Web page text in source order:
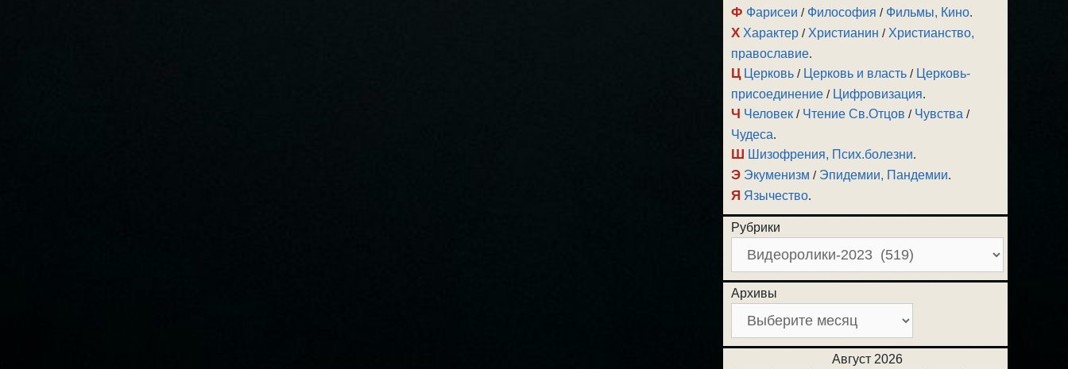
Ф Фарисеи / Философия / Фильмы, Кино.
Х Характер / Христианин / Христианство,
православие.
Ц Церковь / Церковь и власть / Церковь-
присоединение / Цифровизация.
Ч Человек / Чтение Св.Отцов / Чувства /
Чудеса.
Ш Шизофрения, Псих.болезни.
Э Экуменизм / Эпидемии, Пандемии.
Я Язычество.
Рубрики
Архивы
Август 2026